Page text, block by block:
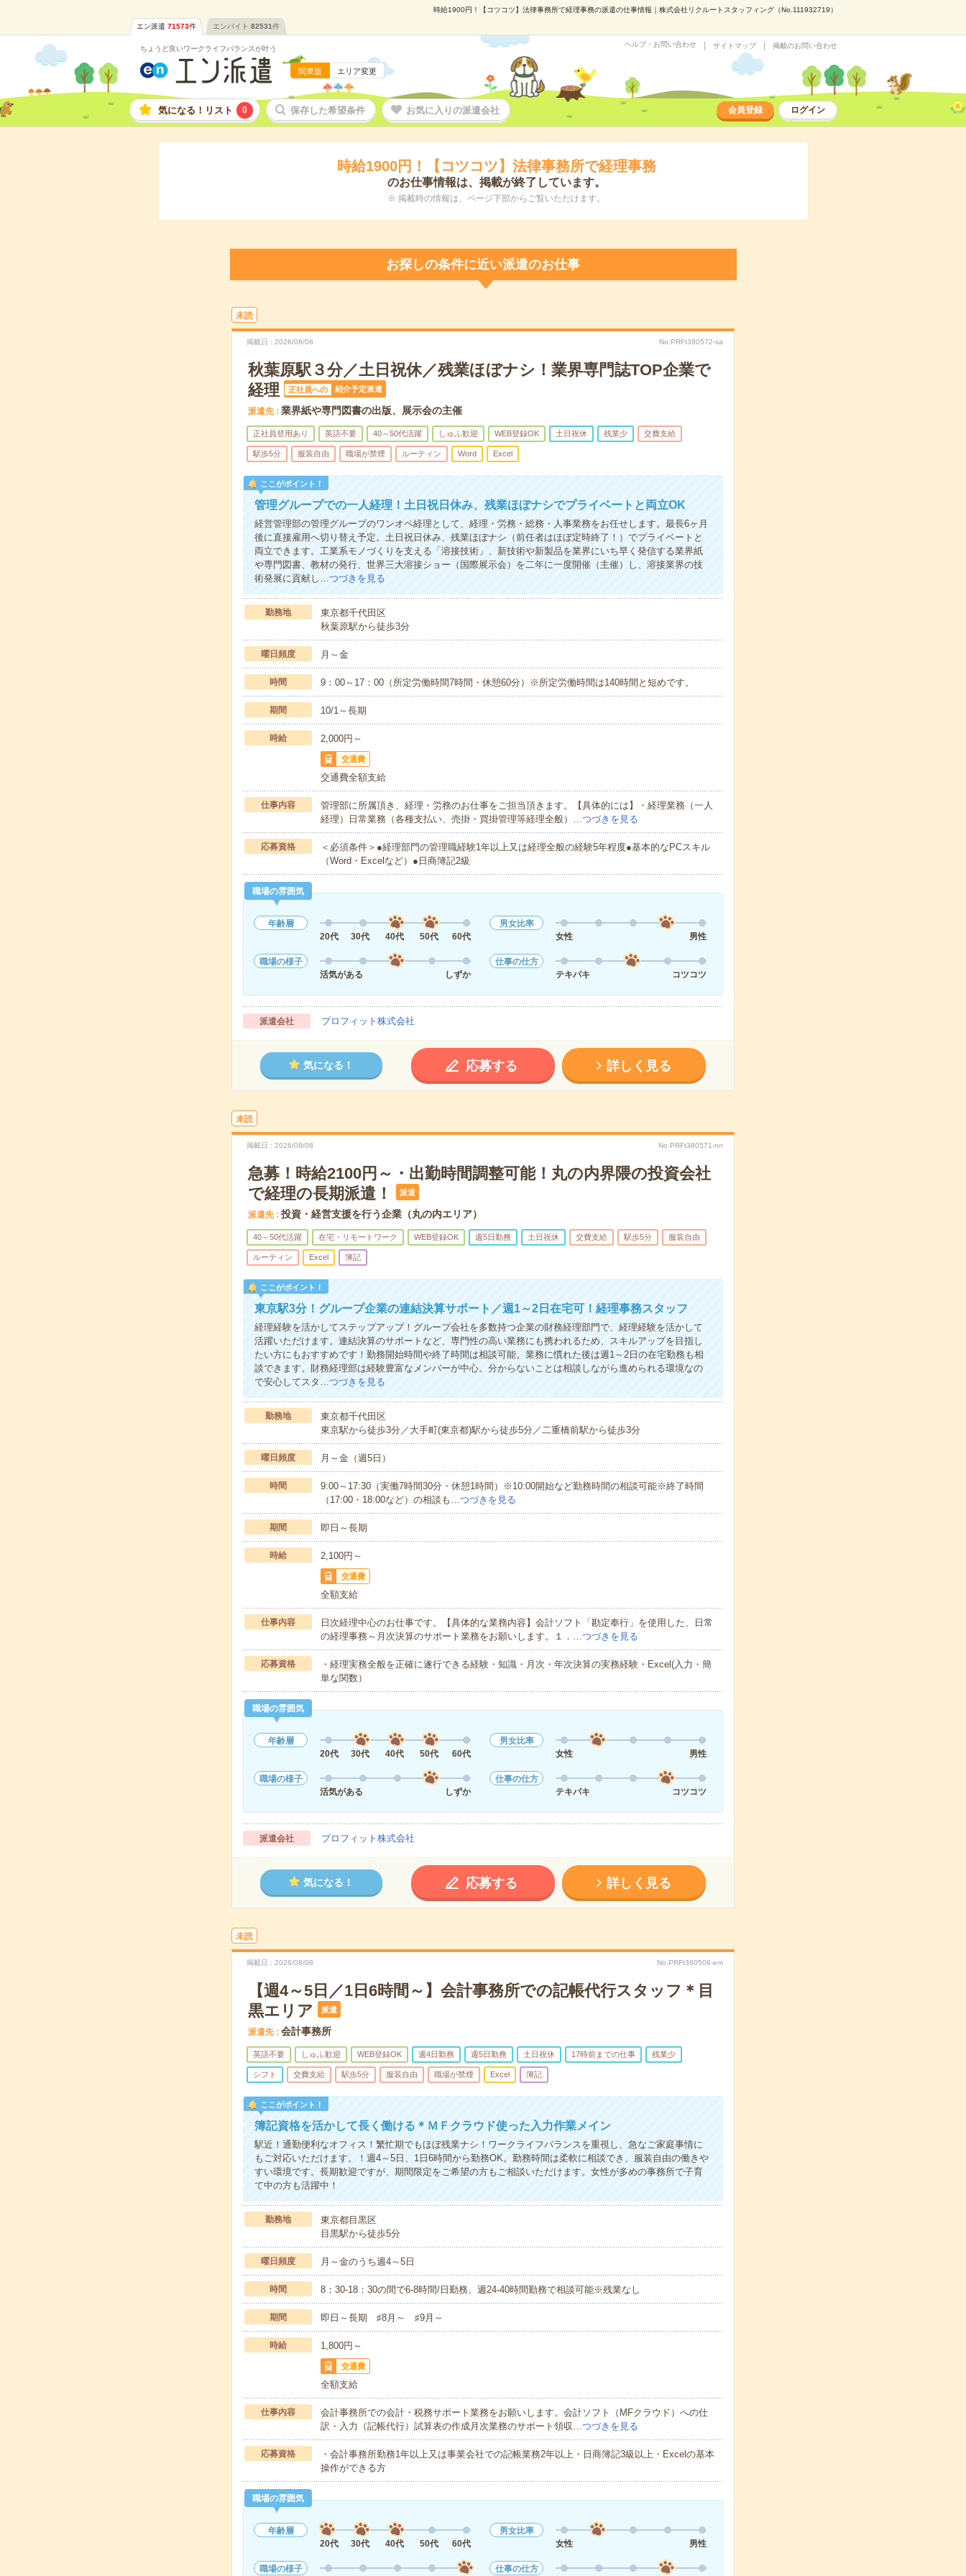
時給1900円！【コツコツ】法律事務所で経理事務の派遣の仕事情報｜株式会社リクルートスタッフィング（No.111932719）
エン派遣 71573件 エンバイト 82531件
ちょうど良いワークライフバランスが叶う
関東版 エリア変更
ヘルプ・お問い合わせ サイトマップ 掲載のお問い合わせ
気になる！リスト 0 保存した希望条件 お気に入りの派遣会社 会員登録 ログイン
時給1900円！【コツコツ】法律事務所で経理事務
のお仕事情報は、掲載が終了しています。
※ 掲載時の情報は、ページ下部からご覧いただけます。
お探しの条件に近い派遣のお仕事
未読
掲載日 2026/08/08 No.PRFt380572-sa
秋葉原駅３分／土日祝休／残業ほぼナシ！業界専門誌TOP企業で
経理
正社員への 紹介予定派遣
派遣先 業界紙や専門図書の出版、展示会の主催
正社員登用あり 英語不要 40～50代活躍 しゅふ歓迎 WEB登録OK 土日祝休 残業少 交費支給
駅歩5分 服装自由 職場が禁煙 ルーティン Word Excel
ここがポイント！
管理グループでの一人経理！土日祝日休み、残業ほぼナシでプライベートと両立OK
経営管理部の管理グループのワンオペ経理として、経理・労務・総務・人事業務をお任せします。最長6ヶ月
後に直接雇用へ切り替え予定。土日祝日休み、残業ほぼナシ（前任者はほぼ定時終了！）でプライベートと
両立できます。工業系モノづくりを支える「溶接技術」、新技術や新製品を業界にいち早く発信する業界紙
や専門図書、教材の発行、世界三大溶接ショー（国際展示会）を二年に一度開催（主催）し、溶接業界の技
術発展に貢献し…つづきを見る
勤務地
東京都千代田区
秋葉原駅から徒歩3分
曜日頻度 月～金
時間 9：00～17：00（所定労働時間7時間・休憩60分）※所定労働時間は140時間と短めです。
期間 10/1～長期
時給 2,000円～
交通費
交通費全額支給
仕事内容
管理部に所属頂き、経理・労務のお仕事をご担当頂きます。【具体的には】・経理業務（一人
経理）日常業務（各種支払い、売掛・買掛管理等経理全般）…つづきを見る
応募資格
＜必須条件＞●経理部門の管理職経験1年以上又は経理全般の経験5年程度●基本的なPCスキル
（Word・Excelなど）●日商簿記2級
職場の雰囲気
年齢層
20代
30代 40代 50代 60代
男女比率
女性
男性
職場の様子
活気がある
しずか
仕事の仕方
テキパキ
コツコツ
派遣会社 プロフィット株式会社
気になる！ 応募する 詳しく見る
未読
掲載日 2026/08/08 No.PRFt380571-nn
急募！時給2100円～・出勤時間調整可能！丸の内界隈の投資会社
で経理の長期派遣！
派遣
派遣先 投資・経営支援を行う企業（丸の内エリア）
40～50代活躍 在宅・リモートワーク WEB登録OK 週5日勤務 土日祝休 交費支給 駅歩5分 服装自由
ルーティン Excel 簿記
ここがポイント！
東京駅3分！グループ企業の連結決算サポート／週1～2日在宅可！経理事務スタッフ
経理経験を活かしてステップアップ！グループ会社を多数持つ企業の財務経理部門で、経理経験を活かして
活躍いただけます。連結決算のサポートなど、専門性の高い業務にも携われるため、スキルアップを目指し
たい方にもおすすめです！勤務開始時間や終了時間は相談可能。業務に慣れた後は週1～2日の在宅勤務も相
談できます。財務経理部は経験豊富なメンバーが中心。分からないことは相談しながら進められる環境なの
で安心してスタ…つづきを見る
勤務地
東京都千代田区
東京駅から徒歩3分／大手町(東京都)駅から徒歩5分／二重橋前駅から徒歩3分
曜日頻度 月～金（週5日）
時間
9:00～17:30（実働7時間30分・休憩1時間）※10:00開始など勤務時間の相談可能※終了時間
（17:00・18:00など）の相談も…つづきを見る
期間 即日～長期
時給 2,100円～
交通費
全額支給
仕事内容
日次経理中心のお仕事です。【具体的な業務内容】会計ソフト「勘定奉行」を使用した、日常
の経理事務～月次決算のサポート業務をお願いします。１．…つづきを見る
応募資格
・経理実務全般を正確に遂行できる経験・知識・月次・年次決算の実務経験・Excel(入力・簡
単な関数）
職場の雰囲気
年齢層
20代
30代 40代 50代 60代
男女比率
女性
男性
職場の様子
活気がある
しずか
仕事の仕方
テキパキ
コツコツ
派遣会社 プロフィット株式会社
気になる！ 応募する 詳しく見る
未読
掲載日 2026/08/08 No.PRFt380508-em
【週4～5日／1日6時間～】会計事務所での記帳代行スタッフ＊目
黒エリア
派遣
派遣先 会計事務所
英語不要 しゅふ歓迎 WEB登録OK 週4日勤務 週5日勤務 土日祝休 17時前までの仕事 残業少
シフト 交費支給 駅歩5分 服装自由 職場が禁煙 Excel 簿記
ここがポイント！
簿記資格を活かして長く働ける＊ＭＦクラウド使った入力作業メイン
駅近！通勤便利なオフィス！繁忙期でもほぼ残業ナシ！ワークライフバランスを重視し、急なご家庭事情に
もご対応いただけます。！週4～5日、1日6時間から勤務OK。勤務時間は柔軟に相談でき、服装自由の働きや
すい環境です。長期歓迎ですが、期間限定をご希望の方もご相談いただけます。女性が多めの事務所で子育
て中の方も活躍中！
勤務地
東京都目黒区
目黒駅から徒歩5分
曜日頻度 月～金のうち週4～5日
時間 8：30-18：30の間で6-8時間/日勤務、週24-40時間勤務で相談可能※残業なし
期間 即日～長期 ♯8月～ ♯9月～
時給 1,800円～
交通費
全額支給
仕事内容
会計事務所での会計・税務サポート業務をお願いします。会計ソフト（MFクラウド）への仕
訳・入力（記帳代行）試算表の作成月次業務のサポート領収…つづきを見る
応募資格
・会計事務所勤務1年以上又は事業会社での記帳業務2年以上・日商簿記3級以上・Excelの基本
操作ができる方
職場の雰囲気
年齢層
20代
30代 40代 50代 60代
男女比率
女性
男性
職場の様子 仕事の仕方